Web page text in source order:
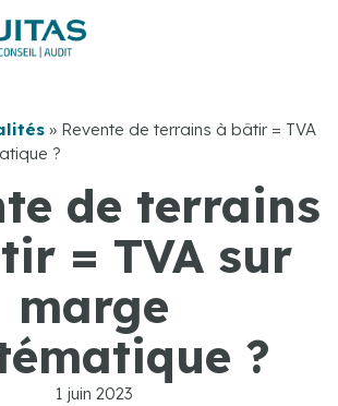
» Revente de terrains à bâtir = TVA
?
de terrains
= TVA sur
marge
?
1 juin 2023